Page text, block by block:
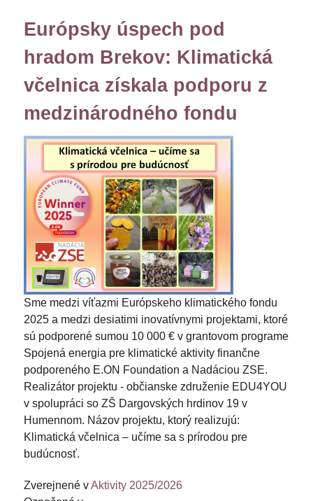
Európsky úspech pod
hradom Brekov: Klimatická
včelnica získala podporu z
medzinárodného fondu
Sme medzi víťazmi Európskeho klimatického fondu
2025 a medzi desiatimi inovatívnymi projektami, ktoré
sú podporené sumou 10 000 € v grantovom programe
Spojená energia pre klimatické aktivity finančne
podporeného E.ON Foundation a Nadáciou ZSE.
Realizátor projektu - občianske združenie EDU4YOU
v spolupráci so ZŠ Dargovských hrdinov 19 v
Humennom. Názov projektu, ktorý realizujú:
Klimatická včelnica – učíme sa s prírodou pre
budúcnosť.
Zverejnené vAktivity 2025/2026